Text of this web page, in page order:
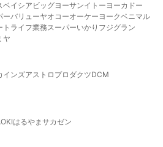
ベイシア ビッグヨーサンイトーヨーカドー
ーバリューヤオコーオーケー ヨークベニマル
ト ライフ業務スーパーいかり フジグラン
ヤ
インズアストロプロダクツDCM
はるやま サカゼン